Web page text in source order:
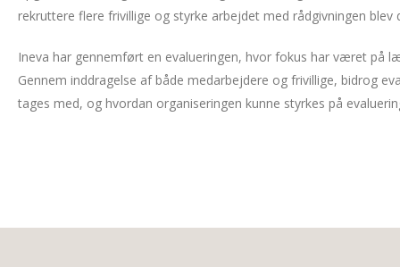
rekruttere flere frivillige og styrke arbejdet med rådgivningen blev
Ineva har gennemført en evalueringen, hvor fokus har været på
Gennem inddragelse af både medarbejdere og frivillige, bidrog
tages med, og hvordan organiseringen kunne styrkes på